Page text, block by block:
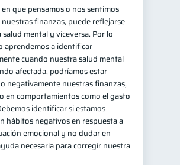
financiera 12
Financiera 10
10
financiera 8
8
de crédito
crediticio 6
en que pensamos o nos sentimos
finanzas, puede reflejarse
mental y viceversa. Por lo
aprendemos a identificar
cuando nuestra salud mental
afectada, podríamos estar
negativamente nuestras finanzas,
en comportamientos como el gasto
identificar si estamos
hábitos negativos en respuesta a
emocional y no dudar en
necesaria para corregir nuestra